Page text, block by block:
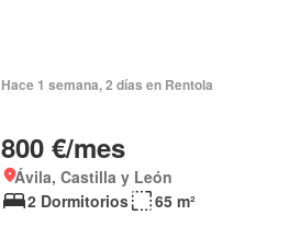
Hace 1 semana, 2 días en Rentola
800 €/mes
Ávila, Castilla y León
2 Dormitorios
65 m²